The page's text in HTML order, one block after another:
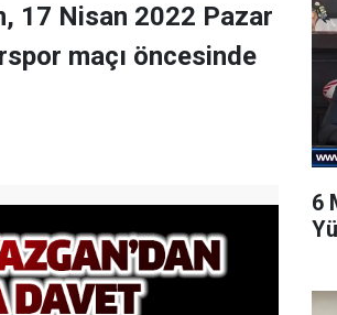
17 Nisan 2022 Pazar
maçı öncesinde
6